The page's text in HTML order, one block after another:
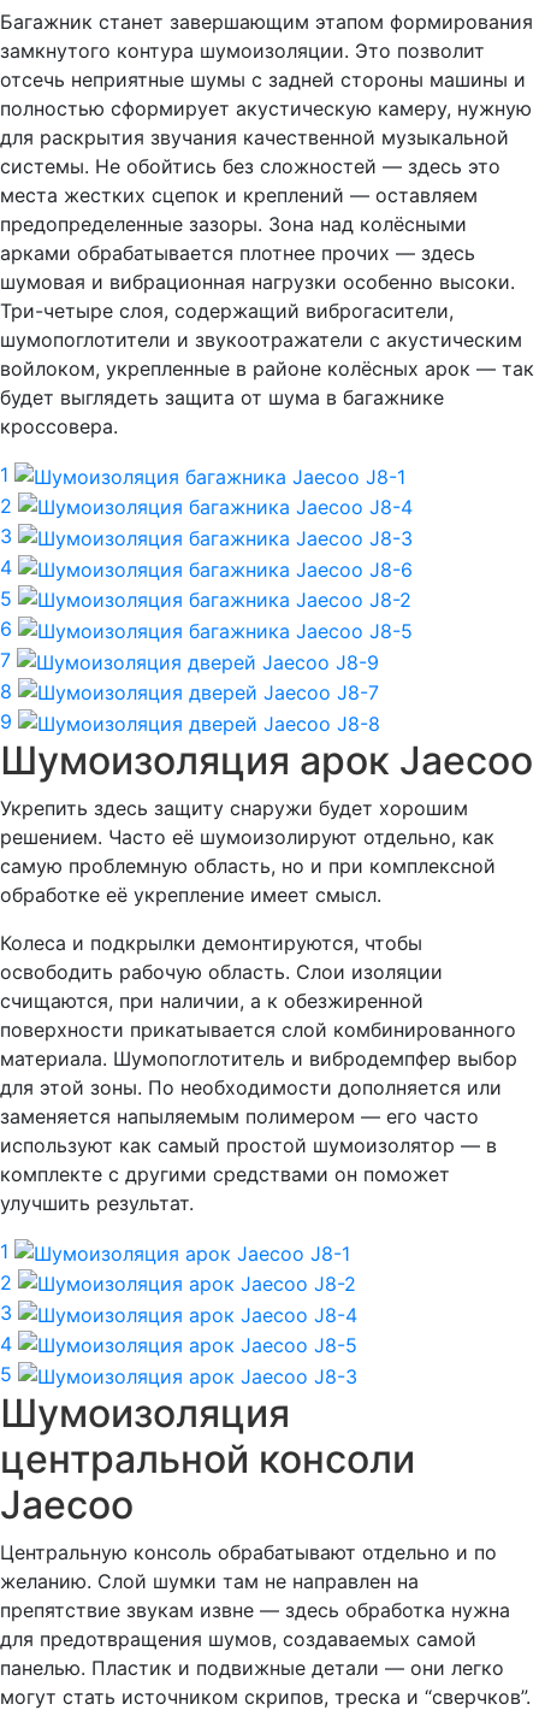
Багажник станет завершающим этапом формирования
замкнутого контура шумоизоляции. Это позволит
отсечь неприятные шумы с задней стороны машины и
полностью сформирует акустическую камеру, нужную
для раскрытия звучания качественной музыкальной
системы. Не обойтись без сложностей — здесь это
места жестких сцепок и креплений — оставляем
предопределенные зазоры. Зона над колёсными
арками обрабатывается плотнее прочих — здесь
шумовая и вибрационная нагрузки особенно высоки.
Три-четыре слоя, содержащий виброгасители,
шумопоглотители и звукоотражатели с акустическим
войлоком, укрепленные в районе колёсных арок — так
будет выглядеть защита от шума в багажнике
кроссовера.
1
2
3
4
5
6
7
8
9
Шумоизоляция арок Jaecoo
Укрепить здесь защиту снаружи будет хорошим
решением. Часто её шумоизолируют отдельно, как
самую проблемную область, но и при комплексной
обработке её укрепление имеет смысл.
Колеса и подкрылки демонтируются, чтобы
освободить рабочую область. Слои изоляции
счищаются, при наличии, а к обезжиренной
поверхности прикатывается слой комбинированного
материала. Шумопоглотитель и вибродемпфер выбор
для этой зоны. По необходимости дополняется или
заменяется напыляемым полимером — его часто
используют как самый простой шумоизолятор — в
комплекте с другими средствами он поможет
улучшить результат.
1
2
3
4
5
Шумоизоляция
центральной консоли
Jaecoo
Центральную консоль обрабатывают отдельно и по
желанию. Слой шумки там не направлен на
препятствие звукам извне — здесь обработка нужна
для предотвращения шумов, создаваемых самой
панелью. Пластик и подвижные детали — они легко
могут стать источником скрипов, треска и “сверчков”.